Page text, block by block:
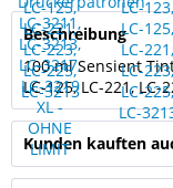
Beschreibung
100 ml Sensient
LC-125, LC-221, LC-
Kunden kauften